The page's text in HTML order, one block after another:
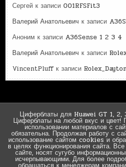
Сергей к записи001RFSFit3
Валерий Анатольевич к записи
Аноним к записи A36Sense 1 2 3 4
Валерий Анатольевич к записи
VincentPluffк записи
Циферблаты для Huawei GT 1,
Циферблаты на любой вкус и цвет!
использовании материалов с
обязательна. Продолжая работу с
использование сайтом cookies и
в целях функционирования сайта.
сайте, носят сугубо
исчерпывающими. Для более